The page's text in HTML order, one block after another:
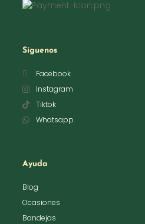
Síguenos
Facebook
Instagram
Tiktok
Whatsapp
Ayuda
Blog
Ocasiones
Bandejas